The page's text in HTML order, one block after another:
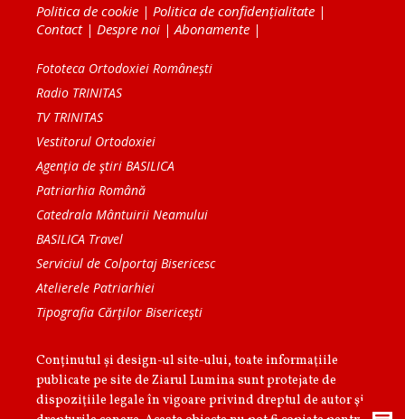
Politica de cookie | Politica de confidențialitate |
Contact| Despre noi | Abonamente |
Fototeca Ortodoxiei Românești
Radio TRINITAS
TV TRINITAS
Vestitorul Ortodoxiei
Agenţia de ştiri BASILICA
Patriarhia Română
Catedrala Mântuirii Neamului
BASILICA Travel
Serviciul de Colportaj Bisericesc
Atelierele Patriarhiei
Tipografia Cărţilor Bisericeşti
Conținutul și design-ul site-ului, toate informaţiile
publicate pe site de Ziarul Lumina sunt protejate de
dispoziţiile legale în vigoare privind dreptul de autor şi